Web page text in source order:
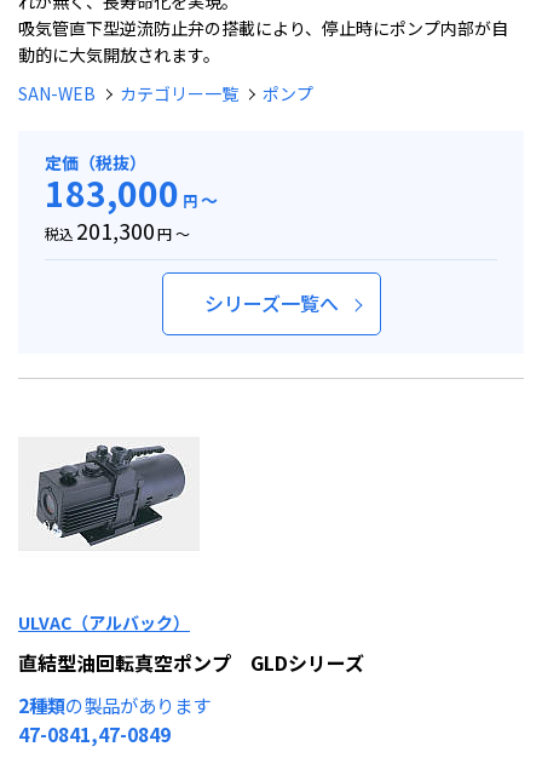
吸気管直下型逆流防止弁の搭載により、停止時にポンプ内部が自
動的に大気開放されます。
SAN-WEB
カテゴリー一覧 ポンプ
定価（税抜）
183,000 円～
税込 201,300円 ～
シリーズ一覧へ
ULVAC（アルバック）
直結型油回転真空ポンプ GLDシリーズ
2種類の製品があります
47-0841,47-0849